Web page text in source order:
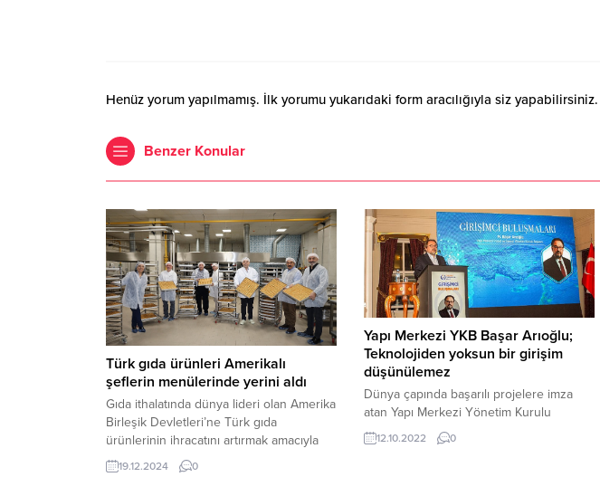
Henüz yorum yapılmamış. İlk yorumu yukarıdaki form aracılığıyla siz yapabilirsiniz.
Benzer Konular
Türk gıda ürünleri Amerikalı
şeflerin menülerinde yerini aldı
Gıda ithalatında dünya lideri olan Amerika
Birleşik Devletleri’ne Türk gıda
ürünlerinin ihracatını artırmak amacıyla
Ege İhracatçı Birlikleri’nin Ticaret
Bakanlığı desteğiyle 5 yıl önce hayata
19.12.2024 0
Yapı Merkezi YKB Başar Arıoğlu;
Teknolojiden yoksun bir girişim
düşünülemez
Dünya çapında başarılı projelere imza
atan Yapı Merkezi Yönetim Kurulu
Başkanı Başar Arıoğlu, şirketinin çok
uluslu firmaların stratejik ortağı olmasının
12.10.2022 0